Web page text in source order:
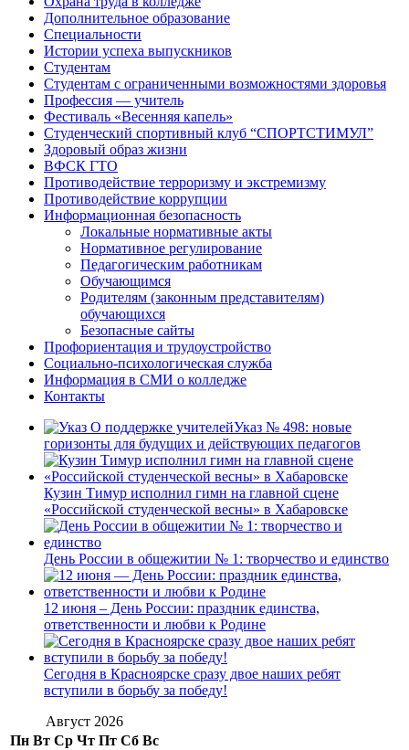
Дополнительное образование
Специальности
Истории успеха выпускников
Студентам
Студентам с ограниченными возможностями здоровья
Профессия — учитель
Фестиваль «Весенняя капель»
Студенческий спортивный клуб “СПОРТСТИМУЛ”
Здоровый образ жизни
ВФСК ГТО
Противодействие терроризму и экстремизму
Противодействие коррупции
Информационная безопасность
Локальные нормативные акты
Нормативное регулирование
Педагогическим работникам
Обучающимся
Родителям (законным представителям)
обучающихся
Безопасные сайты
Профориентация и трудоустройство
Социально-психологическая служба
Информация в СМИ о колледже
Контакты
Указ № 498: новые
горизонты для будущих и действующих педагогов
Кузин Тимур исполнил гимн на главной сцене
«Российской студенческой весны» в Хабаровске
День России в общежитии № 1: творчество и единство
12 июня – День России: праздник единства,
ответственности и любви к Родине
Сегодня в Красноярске сразу двое наших ребят
вступили в борьбу за победу!
Август 2026
Пн Вт Ср Чт Пт Сб Вс